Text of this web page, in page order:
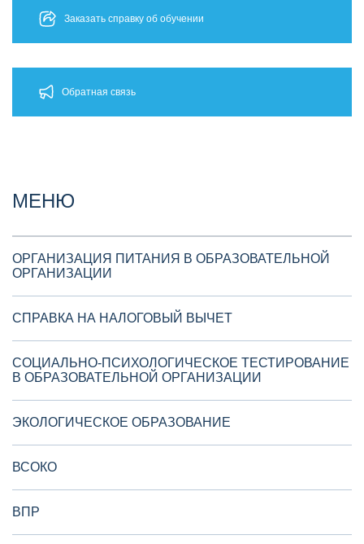
Заказать справку об обучении
Обратная связь
МЕНЮ
ОРГАНИЗАЦИЯ ПИТАНИЯ В ОБРАЗОВАТЕЛЬНОЙ
ОРГАНИЗАЦИИ
СПРАВКА НА НАЛОГОВЫЙ ВЫЧЕТ
СОЦИАЛЬНО-ПСИХОЛОГИЧЕСКОЕ ТЕСТИРОВАНИЕ
В ОБРАЗОВАТЕЛЬНОЙ ОРГАНИЗАЦИИ
ЭКОЛОГИЧЕСКОЕ ОБРАЗОВАНИЕ
ВСОКО
ВПР